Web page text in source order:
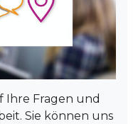
Ihre Fragen und
Sie können uns